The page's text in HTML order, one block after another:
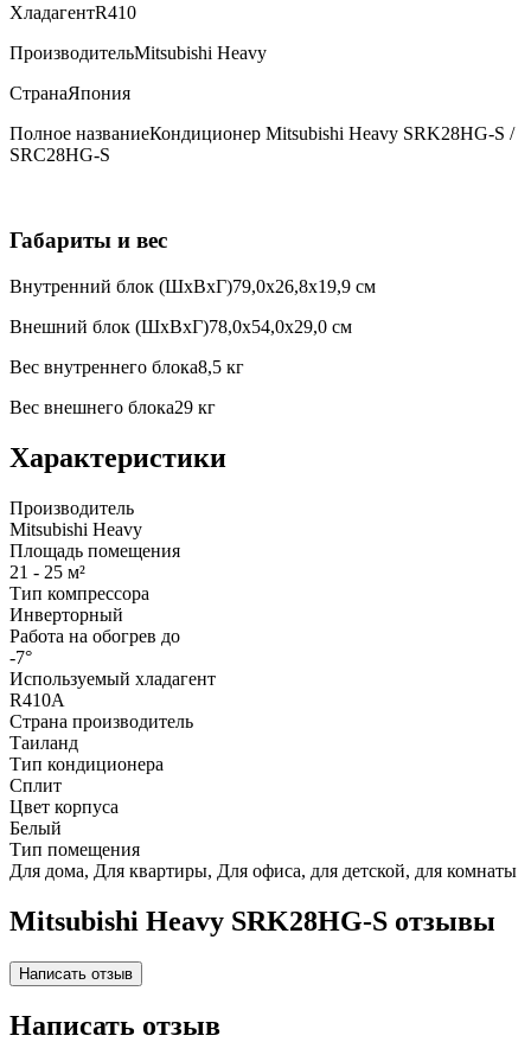
ХладагентR410
ПроизводительMitsubishi Heavy
СтранаЯпония
Полное названиеКондиционер Mitsubishi Heavy SRK28HG-S /
SRC28HG-S
Габариты и вес
Внутренний блок (ШхВхГ)79,0х26,8х19,9 см
Внешний блок (ШхВхГ)78,0х54,0х29,0 см
Вес внутреннего блока8,5 кг
Вес внешнего блока29 кг
Характеристики
Производитель
Mitsubishi Heavy
Площадь помещения
21 - 25 м²
Тип компрессора
Инверторный
Работа на обогрев до
-7°
Используемый хладагент
R410A
Страна производитель
Таиланд
Тип кондиционера
Сплит
Цвет корпуса
Белый
Тип помещения
Для дома, Для квартиры, Для офиса, для детской, для комнаты
Mitsubishi Heavy SRK28HG-S отзывы
Написать отзыв